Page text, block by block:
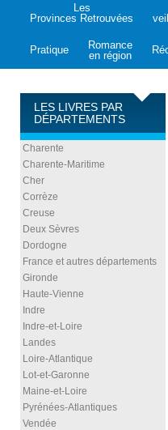
Les
Provinces Retrouvées
Pratique
Romance
en région
LES LIVRES PAR
DÉPARTEMENTS
Charente
Charente-Maritime
Cher
Corrèze
Creuse
Deux Sèvres
Dordogne
France et autres départements
Gironde
Haute-Vienne
Indre
Indre-et-Loire
Landes
Loire-Atlantique
Lot-et-Garonne
Maine-et-Loire
Pyrénées-Atlantiques
Vendée